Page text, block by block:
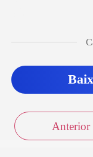
Anterior